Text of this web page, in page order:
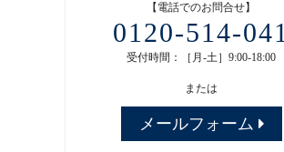
【電話でのお問合せ】
0120-514-041
受付時間：［月-土］9:00-18:00
または
メールフォーム